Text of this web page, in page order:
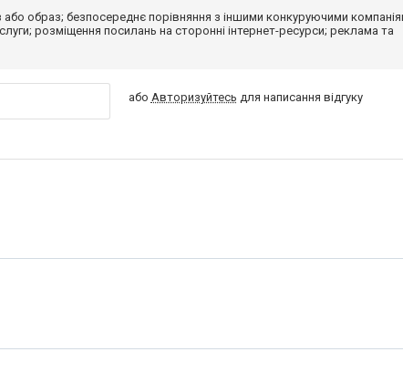
образ; безпосереднє порівняння з іншими конкуруючими
розміщення посилань на сторонні інтернет-ресурси; реклама та
або Авторизуйтесь для написання відгуку